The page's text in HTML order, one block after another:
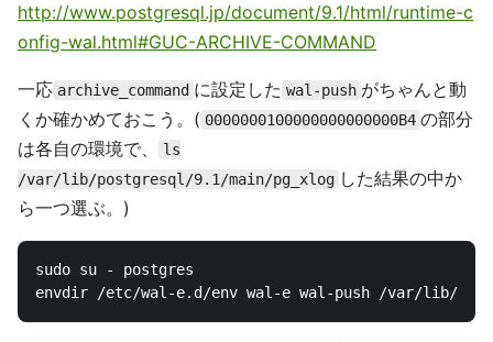
http://www.postgresql.jp/document/9.1/html/runtime-c
onfig-wal.html#GUC-ARCHIVE-COMMAND
一応 archive_command に設定した wal-push がちゃんと動
くか確かめておこう。( 0000000100000000000000B4 の部分
は各自の環境で、
ls
/var/lib/postgresql/9.1/main/pg_xlog した結果の中か
ら一つ選ぶ。)
sudo su - postgres